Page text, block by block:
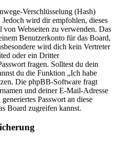
Verschlüsselung (Hash)
Jedoch wird dir empfohlen, dieses
Webseiten zu verwenden. Das
Benutzerkonto für das Board,
wird dich kein Vertreter
oder ein Dritter
fragen. Solltest du dein
du die Funktion „Ich habe
Die phpBB-Software fragt
und deiner E-Mail-Adresse
Passwort an diese
Board zugreifen kannst.